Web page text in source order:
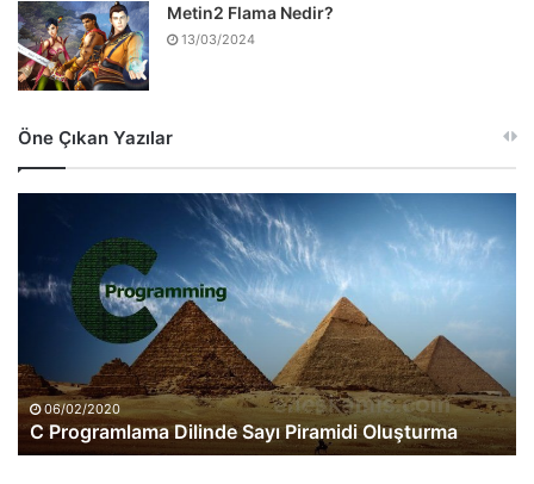
Metin2 Flama Nedir?
13/03/2024
Öne Çıkan Yazılar
Sayı
Piramidi
Oluşturma
06/02/2020
C Programlama Dilinde Sayı Piramidi Oluşturma